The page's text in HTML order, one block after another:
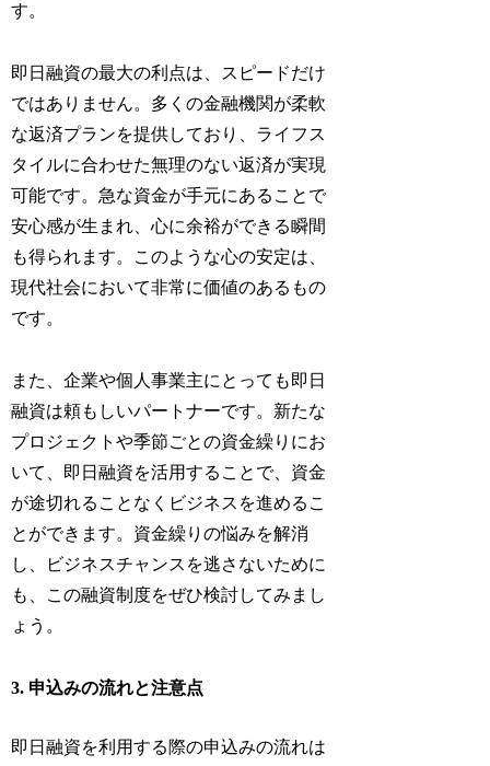
す。
即日融資の最大の利点は、スピードだけ
ではありません。多くの金融機関が柔軟
な返済プランを提供しており、ライフス
タイルに合わせた無理のない返済が実現
可能です。急な資金が手元にあることで
安心感が生まれ、心に余裕ができる瞬間
も得られます。このような心の安定は、
現代社会において非常に価値のあるもの
です。
また、企業や個人事業主にとっても即日
融資は頼もしいパートナーです。新たな
プロジェクトや季節ごとの資金繰りにお
いて、即日融資を活用することで、資金
が途切れることなくビジネスを進めるこ
とができます。資金繰りの悩みを解消
し、ビジネスチャンスを逃さないために
も、この融資制度をぜひ検討してみまし
ょう。
3. 申込みの流れと注意点
即日融資を利用する際の申込みの流れは